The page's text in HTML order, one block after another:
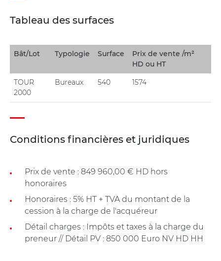
Tableau des surfaces
Bât/Lot Typologie Surface
Prix de vente /m²
HD ou HT
TOUR
2000
Bureaux 540 1574
Conditions financières et juridiques
Prix de vente : 849 960,00 € HD hors
honoraires
Honoraires : 5% HT + TVA du montant de la
cession à la charge de l'acquéreur
Détail charges : Impôts et taxes à la charge du
preneur // Détail PV : 850 000 Euro NV HD HH